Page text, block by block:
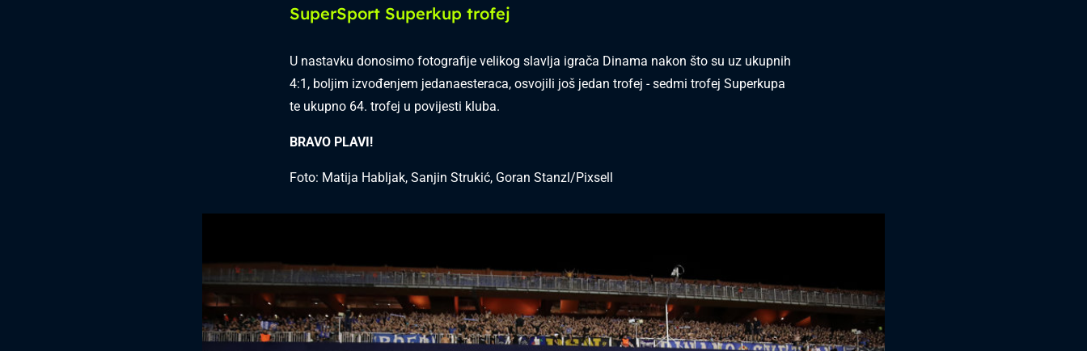
SuperSport Superkup trofej
U nastavku donosimo fotografije velikog slavlja igrača Dinama nakon što su uz ukupnih
4:1, boljim izvođenjem jedanaesteraca, osvojili još jedan trofej - sedmi trofej Superkupa
te ukupno 64. trofej u povijesti kluba.
BRAVO PLAVI!
Foto: Matija Habljak, Sanjin Strukić, Goran Stanzl/Pixsell